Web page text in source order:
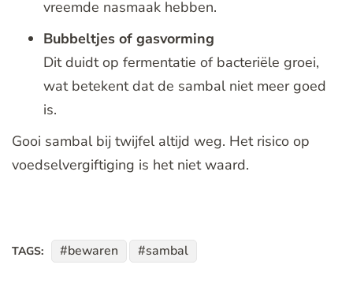
vreemde nasmaak hebben.
Bubbeltjes of gasvorming
Dit duidt op fermentatie of bacteriële groei,
wat betekent dat de sambal niet meer goed
is.
Gooi sambal bij twijfel altijd weg. Het risico op
voedselvergiftiging is het niet waard.
TAGS: bewaren sambal